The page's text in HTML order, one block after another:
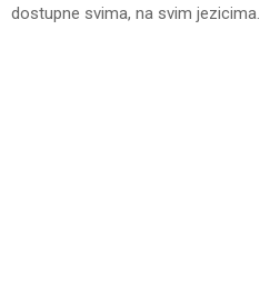
dostupne svima, na svim jezicima.